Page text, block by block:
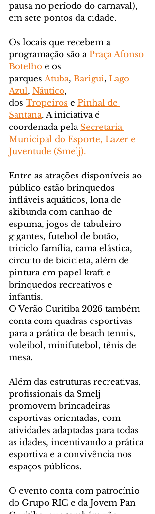
pausa no período do carnaval),
em sete pontos da cidade.
Os locais que recebem a
programação são a Praça Afonso
Botelho e os
parques Atuba, Barigui, Lago
Azul, Náutico,
dos Tropeiros e Pinhal de
Santana. A iniciativa é
coordenada pela Secretaria
Municipal do Esporte, Lazer e
Juventude (Smelj).
Entre as atrações disponíveis ao
público estão brinquedos
infláveis aquáticos, lona de
skibunda com canhão de
espuma, jogos de tabuleiro
gigantes, futebol de botão,
triciclo família, cama elástica,
circuito de bicicleta, além de
pintura em papel kraft e
brinquedos recreativos e
infantis.
O Verão Curitiba 2026 também
conta com quadras esportivas
para a prática de beach tennis,
voleibol, minifutebol, tênis de
mesa.
Além das estruturas recreativas,
profissionais da Smelj
promovem brincadeiras
esportivas orientadas, com
atividades adaptadas para todas
as idades, incentivando a prática
esportiva e a convivência nos
espaços públicos.
O evento conta com patrocínio
do Grupo RIC e da Jovem Pan